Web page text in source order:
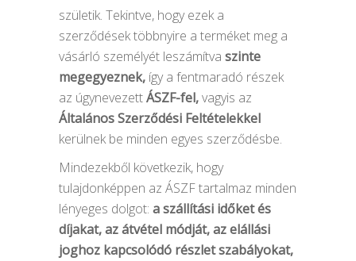
születik. Tekintve, hogy ezek a
szerződések többnyire a terméket meg a
vásárló személyét leszámítva szinte
megegyeznek, így a fentmaradó részek
az úgynevezettÁSZF-fel,vagyis az
Általános Szerződési Feltételekkel
kerülnek be minden egyes szerződésbe.
Mindezekből következik, hogy
tulajdonképpen az ÁSZF tartalmaz minden
lényeges dolgot: a szállítási időket és
díjakat, az átvétel módját, az elállási
joghoz kapcsolódó részlet szabályokat,